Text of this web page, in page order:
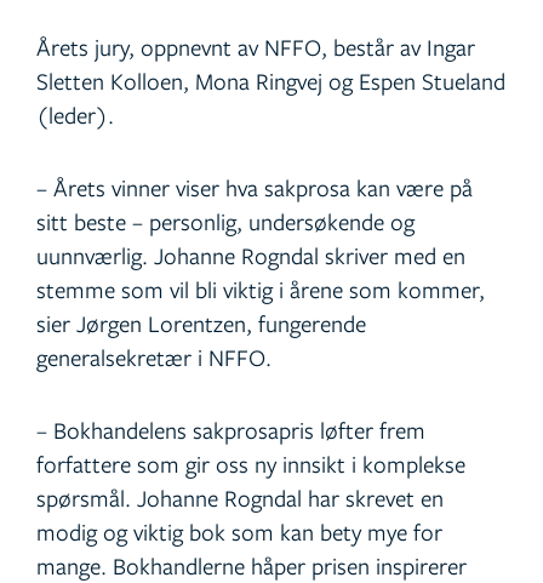
Årets jury, oppnevnt av NFFO, består av Ingar
Sletten Kolloen, Mona Ringvej og Espen Stueland
(leder).
– Årets vinner viser hva sakprosa kan være på
sitt beste – personlig, undersøkende og
uunnværlig. Johanne Rogndal skriver med en
stemme som vil bli viktig i årene som kommer,
sier Jørgen Lorentzen, fungerende
generalsekretær i NFFO.
– Bokhandelens sakprosapris løfter frem
forfattere som gir oss ny innsikt i komplekse
spørsmål. Johanne Rogndal har skrevet en
modig og viktig bok som kan bety mye for
mange. Bokhandlerne håper prisen inspirerer